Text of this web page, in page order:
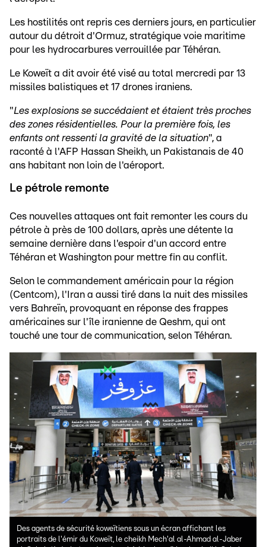
Les hostilités ont repris ces derniers jours, en particulier
autour du détroit d'Ormuz, stratégique voie maritime
pour les hydrocarbures verrouillée par Téhéran.
Le Koweït a dit avoir été visé au total mercredi par 13
missiles balistiques et 17 drones iraniens.
"Les explosions se succédaient et étaient très proches
des zones résidentielles. Pour la première fois, les
enfants ont ressenti la gravité de la situation", a
raconté à l'AFP Hassan Sheikh, un Pakistanais de 40
ans habitant non loin de l'aéroport.
Le pétrole remonte
Ces nouvelles attaques ont fait remonter les cours du
pétrole à près de 100 dollars, après une détente la
semaine dernière dans l'espoir d'un accord entre
Téhéran et Washington pour mettre fin au conflit.
Selon le commandement américain pour la région
(Centcom), l'Iran a aussi tiré dans la nuit des missiles
vers Bahreïn, provoquant en réponse des frappes
américaines sur l'île iranienne de Qeshm, qui ont
touché une tour de communication, selon Téhéran.
Des agents de sécurité koweïtiens sous un écran affichant les
portraits de l'émir du Koweït, le cheikh Mech'al al-Ahmad al-Jaber